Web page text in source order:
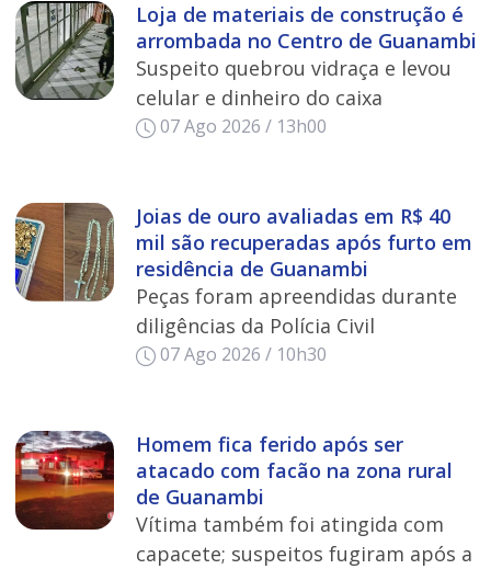
Loja de materiais de construção é
arrombada no Centro de Guanambi
Suspeito quebrou vidraça e levou
celular e dinheiro do caixa
07 Ago 2026 / 13h00
Joias de ouro avaliadas em R$ 40
mil são recuperadas após furto em
residência de Guanambi
Peças foram apreendidas durante
diligências da Polícia Civil
07 Ago 2026 / 10h30
Homem fica ferido após ser
atacado com facão na zona rural
de Guanambi
Vítima também foi atingida com
capacete; suspeitos fugiram após a